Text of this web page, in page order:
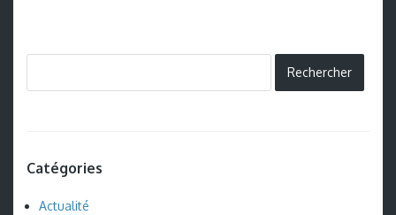
Catégories
Actualité